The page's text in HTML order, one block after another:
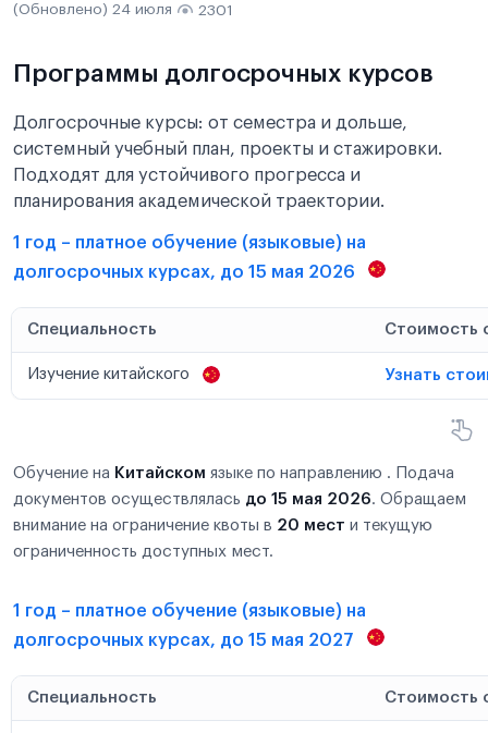
(Обновлено) 24 июля 2301
Программы долгосрочных курсов
Долгосрочные курсы: от семестра и дольше,
системный учебный план, проекты и стажировки.
Подходят для устойчивого прогресса и
планирования академической траектории.
1 год – платное обучение (языковые) на
долгосрочных курсах, до 15 мая 2026
Специальность Стоимость
Изучение китайского Узнать
Обучение на Китайском языке по направлению . Подача
документов осуществлялась до 15 мая 2026. Обращаем
внимание на ограничение квоты в 20 мест и текущую
ограниченность доступных мест.
1 год – платное обучение (языковые) на
долгосрочных курсах, до 15 мая 2027
Специальность Стоимость